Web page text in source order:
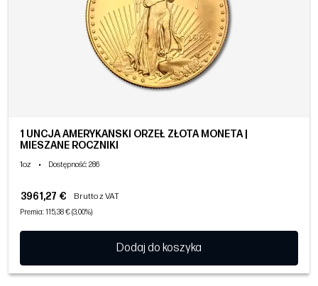
1 UNCJA AMERYKAŃSKI ORZEŁ ZŁOTA MONETA |
MIESZANE ROCZNIKI
1oz • Dostępność: 286
3961,27 € Brutto z VAT
Premia: 115,38 € (3,00%)
Dodaj do koszyka